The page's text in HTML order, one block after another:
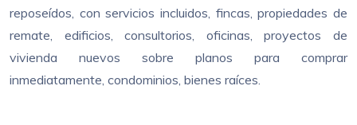
reposeídos, con servicios incluidos, fincas, propiedades de
remate, edificios, consultorios, oficinas, proyectos de
vivienda nuevos sobre planos para comprar
inmediatamente, condominios, bienes raíces.